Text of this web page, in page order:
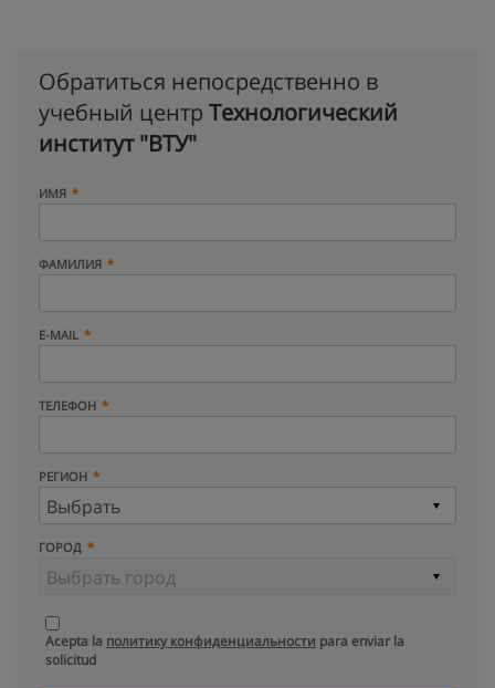
Обратиться непосредственно в
учебный центр Технологический
институт "ВТУ"
ИМЯ
ФАМИЛИЯ
E-MAIL
ТЕЛЕФОН
РЕГИОН
ГОРОД
Acepta la политику конфиденциальности para enviar la
solicitud